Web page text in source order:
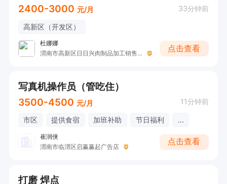
2400-3000 元/月 33分钟前
高新区（开发区）
杜娜娜
渭南市高新区日日兴肉制品加工销售坊
点击查看
写真机操作员（管吃住）
3500-4500 元/月 11分钟前
市区 提供食宿 加班补助 节日福利 ...
崔润侠
渭南市临渭区启赢赢起广告店
点击查看
打磨 焊点